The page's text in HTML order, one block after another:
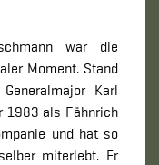
war die
Moment. Stand
Karl
1983 als Fähnrich
und hat so
miterlebt. Er